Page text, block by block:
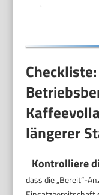
längerer
Kontrolliere
dass die „Bereit“-